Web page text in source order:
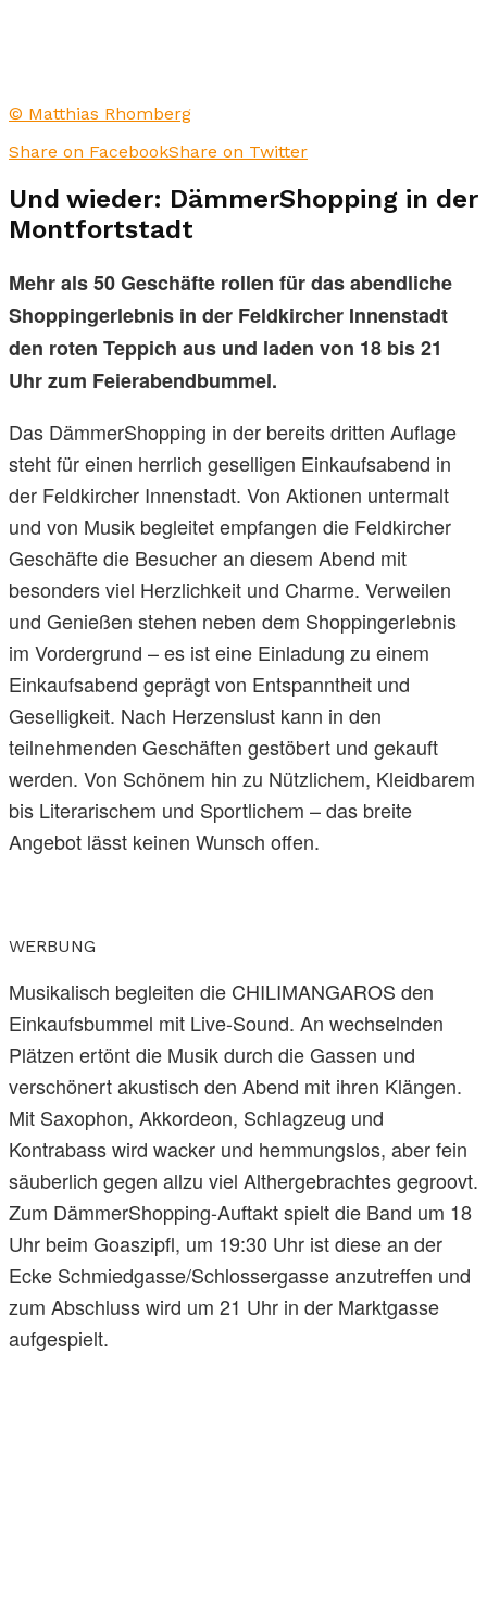
© Matthias Rhomberg
Share on FacebookShare on Twitter
Und wieder: DämmerShopping in der
Montfortstadt
Mehr als 50 Geschäfte rollen für das abendliche
Shoppingerlebnis in der Feldkircher Innenstadt
den roten Teppich aus und laden von 18 bis 21
Uhr zum Feierabendbummel.
Das DämmerShopping in der bereits dritten Auflage
steht für einen herrlich geselligen Einkaufsabend in
der Feldkircher Innenstadt. Von Aktionen untermalt
und von Musik begleitet empfangen die Feldkircher
Geschäfte die Besucher an diesem Abend mit
besonders viel Herzlichkeit und Charme. Verweilen
und Genießen stehen neben dem Shoppingerlebnis
im Vordergrund – es ist eine Einladung zu einem
Einkaufsabend geprägt von Entspanntheit und
Geselligkeit. Nach Herzenslust kann in den
teilnehmenden Geschäften gestöbert und gekauft
werden. Von Schönem hin zu Nützlichem, Kleidbarem
bis Literarischem und Sportlichem – das breite
Angebot lässt keinen Wunsch offen.
WERBUNG
Musikalisch begleiten die CHILIMANGAROS den
Einkaufsbummel mit Live-Sound. An wechselnden
Plätzen ertönt die Musik durch die Gassen und
verschönert akustisch den Abend mit ihren Klängen.
Mit Saxophon, Akkordeon, Schlagzeug und
Kontrabass wird wacker und hemmungslos, aber fein
säuberlich gegen allzu viel Althergebrachtes gegroovt.
Zum DämmerShopping-Auftakt spielt die Band um 18
Uhr beim Goaszipfl, um 19:30 Uhr ist diese an der
Ecke Schmiedgasse/Schlossergasse anzutreffen und
zum Abschluss wird um 21 Uhr in der Marktgasse
aufgespielt.